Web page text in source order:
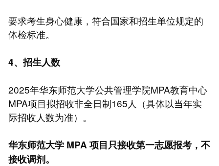
要求考生身心健康，符合国家和招生单位规定的
体检标准。
4、招生人数
2025年华东师范大学公共管理学院MPA教育中心
MPA项目拟招收非全日制165人（具体以当年实
际招收人数为准）。
华东师范大学 MPA项目只接收第一志愿报考，不
接收调剂。